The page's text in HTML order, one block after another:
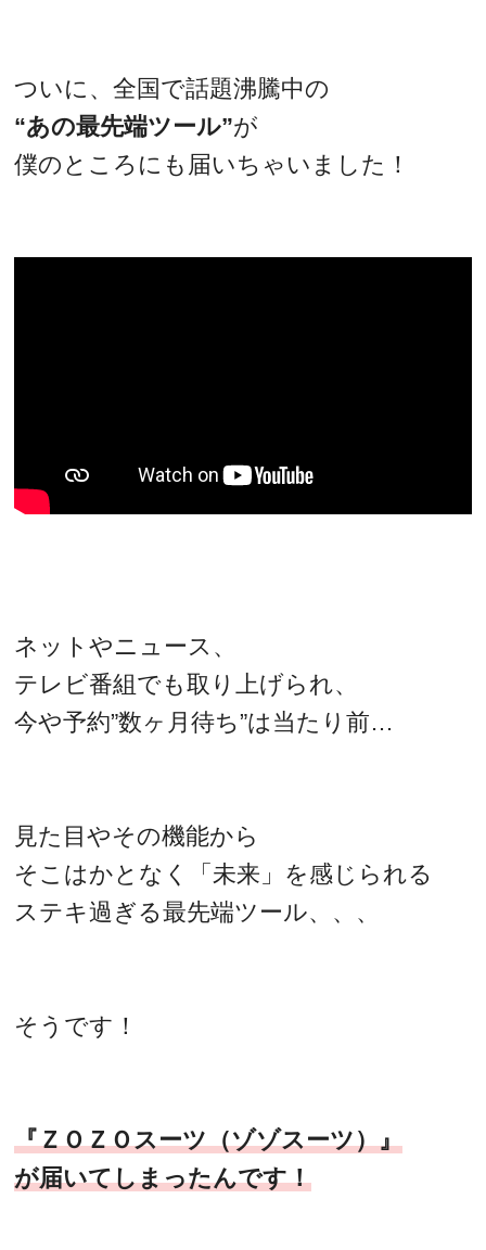
ついに、全国で話題沸騰中の
“あの最先端ツール”が
僕のところにも届いちゃいました！
ネットやニュース、
テレビ番組でも取り上げられ、
今や予約”数ヶ月待ち”は当たり前…
見た目やその機能から
そこはかとなく「未来」を感じられる
ステキ過ぎる最先端ツール、、、
そうです！
『ＺＯＺＯスーツ（ゾゾスーツ）』
が届いてしまったんです！